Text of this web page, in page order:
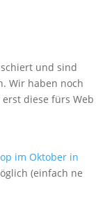
und sind
Wir haben noch
diese fürs Web
im Oktober in
(einfach ne